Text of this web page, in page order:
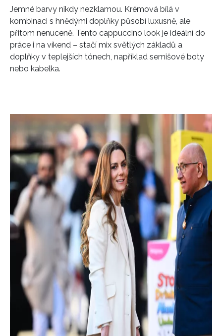
INFORMACE
REDAKCE
Jemné barvy nikdy nezklamou. Krémová bílá v
kombinaci s hnědými doplňky působí luxusně, ale
přitom nenuceně. Tento cappuccino look je ideální do
práce i na víkend – stačí mix světlých základů a
doplňky v teplejších tónech, například semišové boty
nebo kabelka.